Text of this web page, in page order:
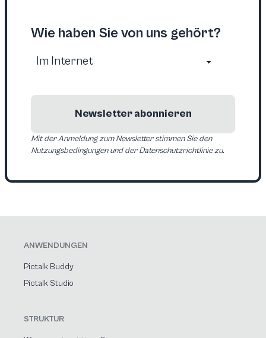
Wie haben Sie von uns gehört?
Newsletter abonnieren
Mit der Anmeldung zum Newsletter stimmen Sie den
Nutzungsbedingungen und der Datenschutzrichtlinie zu.
ANWENDUNGEN
Pictalk Buddy
Pictalk Studio
STRUKTUR